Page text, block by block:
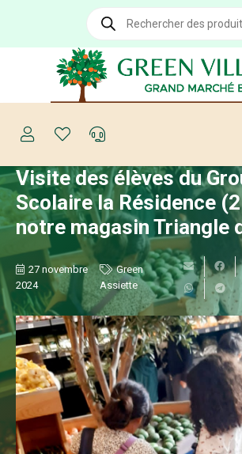
Recherche
produits
Visite des élèves du
Scolaire la Résidence
notre magasin Triangle
27 novembre
2024
Green
Assiette